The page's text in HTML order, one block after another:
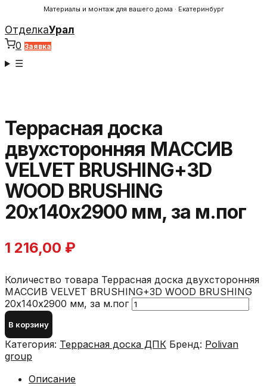
Материалы и монтаж для вашего дома · Екатеринбург
ОтделкаУрал
0 Заявка
☰
Террасная доска
двухсторонняя МАССИВ
VELVET BRUSHING+3D
WOOD BRUSHING
20х140х2900 мм, за м.пог
1 216,00 ₽
Количество товара Террасная доска двухсторонняя
МАССИВ VELVET BRUSHING+3D WOOD BRUSHING
20х140х2900 мм, за м.пог
В корзину
Категория: Террасная доска ДПК Бренд: Polivan
group
Описание